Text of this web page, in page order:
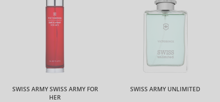
SWISS ARMY SWISS ARMY FOR
HER
SWISS ARMY UNLIMITED